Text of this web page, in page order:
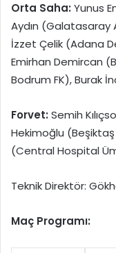
Orta Saha: Yunus
Aydın (Galatasaray
İzzet Çelik (Adana
Emirhan Demircan
Bodrum FK), Burak
Forvet: Semih
Hekimoğlu (Beşiktaş
(Central Hospital
Teknik Direktör:
Maç Programı: